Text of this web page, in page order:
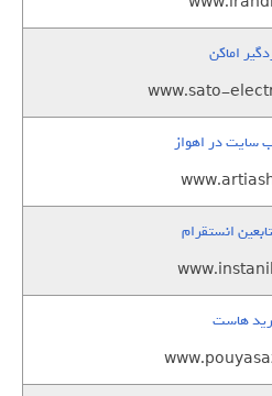
اماکن
www.sato-
سایت در اهواز
انستقرام
هاست